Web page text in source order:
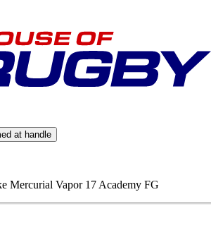
at handle
Mercurial Vapor 17 Academy FG